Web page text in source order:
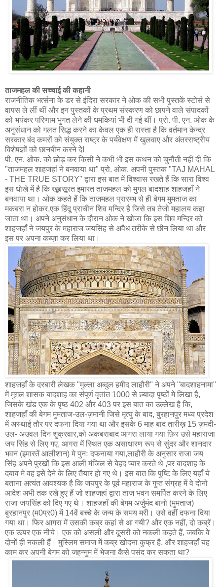
ताजमहल की सच्चाई की कहानी
राजनीतिक भर्त्सना के डर से इंदिरा सरकार ने ओक की सभी पुस्तकें स्टोर्स से
वापस ले लीं थीं और इन पुस्तकों के प्रथम संस्करण को छापने वाले संपादकों
को भयंकर परिणाम भुगत लेने की धमकियां भी दी गई थीं। प्रो. पी. एन. ओक के
अनुसंधान को गलत सिद्ध करने का केवल एक ही रास्ता है कि वर्तमान केन्द्र
सरकार बंद कमरों को संयुक्त राष्ट्र के पर्यवेक्षण में खुलवाए और अंतरराष्ट्रीय
विशेषज्ञों को छानबीन करने दे!
पी. एन. ओक. को छोड़ कर किसी ने कभी भी इस कथन को चुनौती नहीं दी कि
"ताजमहल शाहजहां ने बनवाया था" प्रो. ओक. अपनी पुस्तक "TAJ MAHAL
- THE TRUE STORY" द्वारा इस बात में विश्वास रखते हैं कि सारा विश्व
इस धोखे में है कि खूबसूरत इमारत ताजमहल को मुगल बादशाह शाहजहाँ ने
बनवाया था। ओक कहते हैं कि ताजमहल प्रारम्भ से ही बेगम मुमताज का
मकबरा न होकर,एक हिंदू प्राचीन शिव मन्दिर है जिसे तब तेजो महालय कहा
जाता था। अपने अनुसंधान के दौरान ओक ने खोजा कि इस शिव मन्दिर को
शाहजहाँ ने जयपुर के महाराज जयसिंह से अवैध तरीके से छीन लिया था और
इस पर अपना कब्ज़ा कर लिया था।
शाहजहाँ के दरबारी लेखक "मुल्ला अब्दुल हमीद लाहौरी" ने अपने "बादशाहनामा"
में मुग़ल शासक बादशाह का संपूर्ण वृतांत 1000 से ज़्यादा पृष्ठों मे लिखा है,
जिसके खंड एक के पृष्ठ 402 और 403 पर इस बात का उल्लेख है कि,
शाहजहाँ की बेगम मुमताज-उल-ज़मानी जिसे मृत्यु के बाद, बुरहानपुर मध्य प्रदेश
में अस्थाई तौर पर दफना दिया गया था और इसके 6 माह बाद तारीख़ 15 ज़मदी-
उल- अउवल दिन शुक्रवार,को अकबराबाद आगरा लाया गया फ़िर उसे महाराजा
जय सिंह से लिए गए, आगरा में स्थित एक असाधारण रूप से सुंदर और शानदार
भवन (इमारतें आलीशान) मे पुनः दफनाया गया,लाहौरी के अनुसार राजा जय
सिंह अपने पुरखों कि इस आली मंजिल से बेहद प्यार करते थे ,पर बादशाह के
दबाव मे वह इसे देने के लिए तैयार हो गए थे। इस बात कि पुष्टि के लिए यहाँ ये
बताना अत्यंत आवश्यक है कि जयपुर के पूर्व महाराज के गुप्त संग्रह में वे दोनो
आदेश अभी तक रखे हुए हैं जो शाहजहां द्वारा ताज भवन समर्पित करने के लिए
राजा जयसिंह को दिए गए थे। शाहजहाँ की बेगम अर्जुमंद बानो (मुमताज)
बुरहानपुर (म0प्र0) में 14वें बच्चे के जन्म के समय मरी। उसे वहीं दफना दिया
गया था। फिर आगरा में उसकी कब्र कहां से आ गयी? और एक नहीं, दो कब्रें।
एक ऊपर एक नीचे। एक को असली और दूसरी को नकली कहते हैं, जबकि वे
दोनों ही नकली हैं। मुस्लिम समाज में कब्र खोदना कुफ्र है, और शाहजहाँ यह
काम कर अपनी बेगम को जहन्नुम में भेजना कैसे पसंद कर सकता था?